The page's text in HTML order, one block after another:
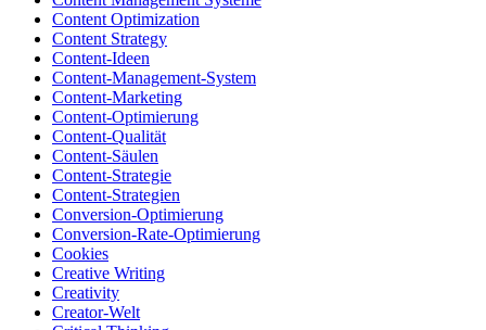
Content Optimization
Content Strategy
Content-Ideen
Content-Management-System
Content-Marketing
Content-Optimierung
Content-Qualität
Content-Säulen
Content-Strategie
Content-Strategien
Conversion-Optimierung
Conversion-Rate-Optimierung
Cookies
Creative Writing
Creativity
Creator-Welt